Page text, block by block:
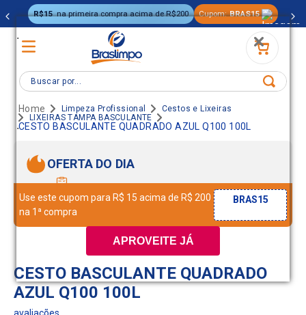
.
.
APROVEITE JÁ
R$15 na primeira compra acima de R$200 Cupom: BRAS15
Buscar por...
Limpeza Profissional
Cestos e Lixeiras
LIXEIRAS TAMPA BASCULANTE
CESTO BASCULANTE QUADRADO AZUL Q100 100L
OFERTA DO DIA
Use este cupom para R$ 15 acima de R$ 200
na 1ª compra
BRAS15
CESTO BASCULANTE QUADRADO
AZUL Q100 100L